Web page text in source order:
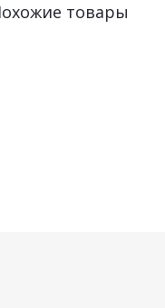
товары